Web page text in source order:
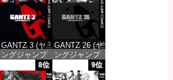
価格：¥617 価格：¥647
GANTZ 3 (ヤ
ングジャンプ
コミックス
DIGITAL)
GANTZ 26 (ヤ
ングジャンプ
コミックス
DIGITAL)
8位 9位